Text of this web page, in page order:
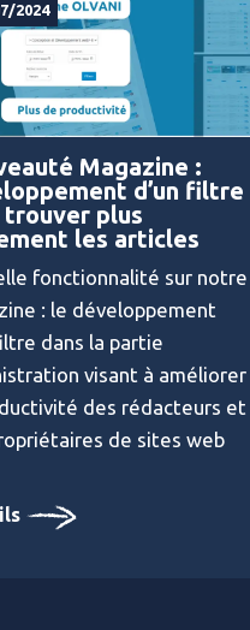
2024
Magazine :
d’un filtre
trouver plus
les articles
fonctionnalité sur notre
: le développement
dans la partie
visant à améliorer
des rédacteurs et
de sites web